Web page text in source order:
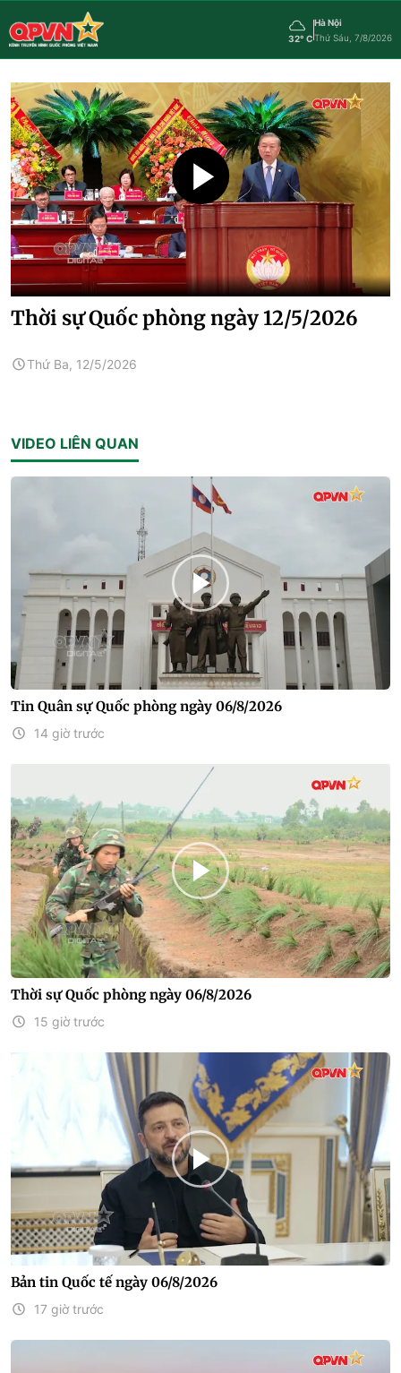
32° C
Hà Nội
Thứ Sáu, 7/8/2026
Thời sự Quốc phòng ngày 12/5/2026
Thứ Ba, 12/5/2026
VIDEO LIÊN QUAN
Tin Quân sự Quốc phòng ngày 06/8/2026
14 giờ trước
Thời sự Quốc phòng ngày 06/8/2026
15 giờ trước
Bản tin Quốc tế ngày 06/8/2026
17 giờ trước